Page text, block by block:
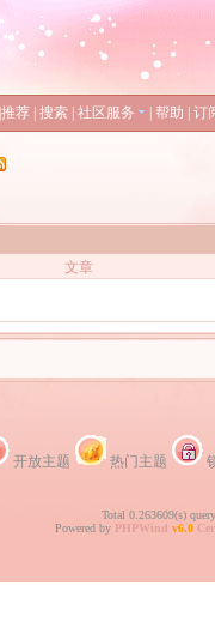
推荐 搜索 社区服务 帮助 订
文章
开放主题 热门主题
Total 0.263609(s)
Powered by PHPWind v6.0